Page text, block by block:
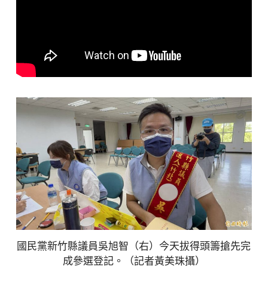
國民黨新竹縣議員吳旭智（右）今天拔得頭籌搶先完
成參選登記。（記者黃美珠攝）